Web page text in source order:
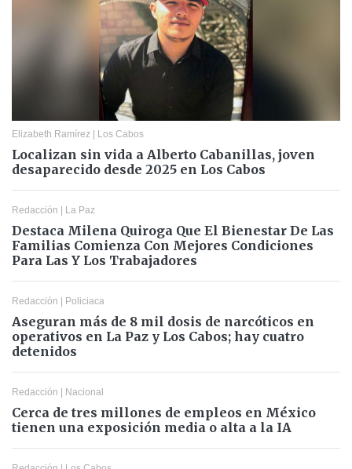
Elizabeth Ramírez | Los Cabos
Localizan sin vida a Alberto Cabanillas, joven
desaparecido desde 2025 en Los Cabos
Redacción | La Paz
Destaca Milena Quiroga Que El Bienestar De Las
Familias Comienza Con Mejores Condiciones
Para Las Y Los Trabajadores
Redacción | Policiaca
Aseguran más de 8 mil dosis de narcóticos en
operativos en La Paz y Los Cabos; hay cuatro
detenidos
Redacción | Nacional
Cerca de tres millones de empleos en México
tienen una exposición media o alta a la IA